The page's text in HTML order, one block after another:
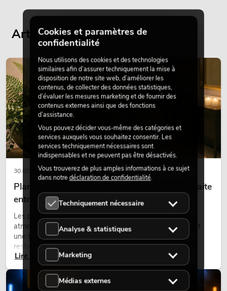
Articles de blog actuels
30.07.2026
Plantes artificielles ignifugées : l'alliance parfaite
entre sécurité et design
Les plantes donnent vie aux espaces. Elles créent une
atmosphère agréable, améliorent l’ambiance et apportent
une touche naturelle. Que ce soit dans les hôtels, les
restaurants, les centres commerciaux, les immeubles de
bureaux ou sur les stands d’exposition, une végétalisation de
qualité fait depuis longtemps partie intégrante des concepts
d’aménagement modernes.
Lire maintenant
DÉCORATION
ÉCLAIRAGE
Cookies et paramètres de
confidentialité
Nous utilisons des cookies et des technologies
similaires afin d’assurer techniquement la mise à
disposition de notre site web, d’améliorer les
contenus, de collecter des données statistiques,
d’évaluer les mesures marketing et de fournir des
contenus externes ainsi que des fonctions
d’assistance.
Vous pouvez décider vous-même des catégories et
services auxquels vous souhaitez consentir. Les
services techniquement nécessaires sont
indispensables et ne peuvent pas être désactivés.
Vous trouverez de plus amples informations à ce sujet
dans notre déclaration de confidentialité.
Techniquement nécessaire
Analyse & statistiques
Marketing
Médias externes